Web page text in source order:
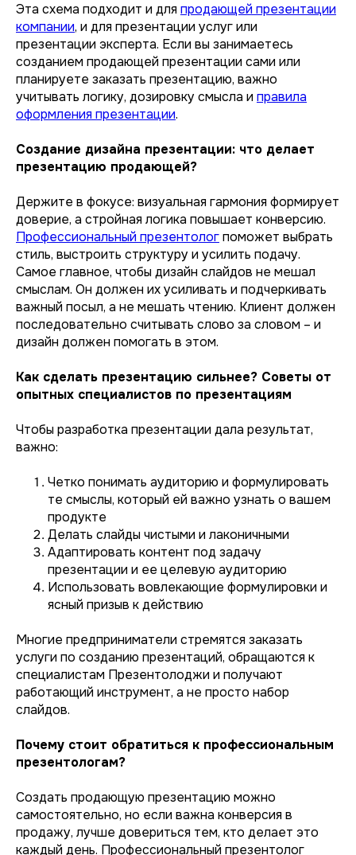
Эта схема подходит и для продающей презентации
компании, и для презентации услуг или
презентации эксперта. Если вы занимаетесь
созданием продающей презентации сами или
планируете заказать презентацию, важно
учитывать логику, дозировку смысла и правила
оформления презентации.
Создание дизайна презентации: что делает
презентацию продающей?
Держите в фокусе: визуальная гармония формирует
доверие, а стройная логика повышает конверсию.
Профессиональный презентологпоможет выбрать
стиль, выстроить структуру и усилить подачу.
Самое главное, чтобы дизайн слайдов не мешал
смыслам. Он должен их усиливать и подчеркивать
важный посыл, а не мешать чтению. Клиент должен
последовательно считывать слово за словом – и
дизайн должен помогать в этом.
Как сделать презентацию сильнее? Советы от
опытных специалистов по презентациям
Чтобы разработка презентации дала результат,
важно:
Четко понимать аудиторию и формулировать
те смыслы, который ей важно узнать о вашем
продукте
Делать слайды чистыми и лаконичными
Адаптировать контент под задачу
презентации и ее целевую аудиторию
Использовать вовлекающие формулировки и
ясный призыв к действию
Многие предприниматели стремятся заказать
услуги по созданию презентаций, обращаются к
специалистам Презентолоджи и получают
работающий инструмент, а не просто набор
слайдов.
Почему стоит обратиться к профессиональным
презентологам?
Создать продающую презентацию можно
самостоятельно, но если важна конверсия в
продажу, лучше довериться тем, кто делает это
каждый день. Профессиональный презентолог